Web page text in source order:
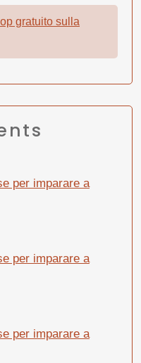
gratuito sulla
per imparare a
per imparare a
per imparare a